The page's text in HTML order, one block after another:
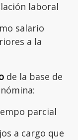
laboral
salario
a la
de la base de
parcial
a cargo que